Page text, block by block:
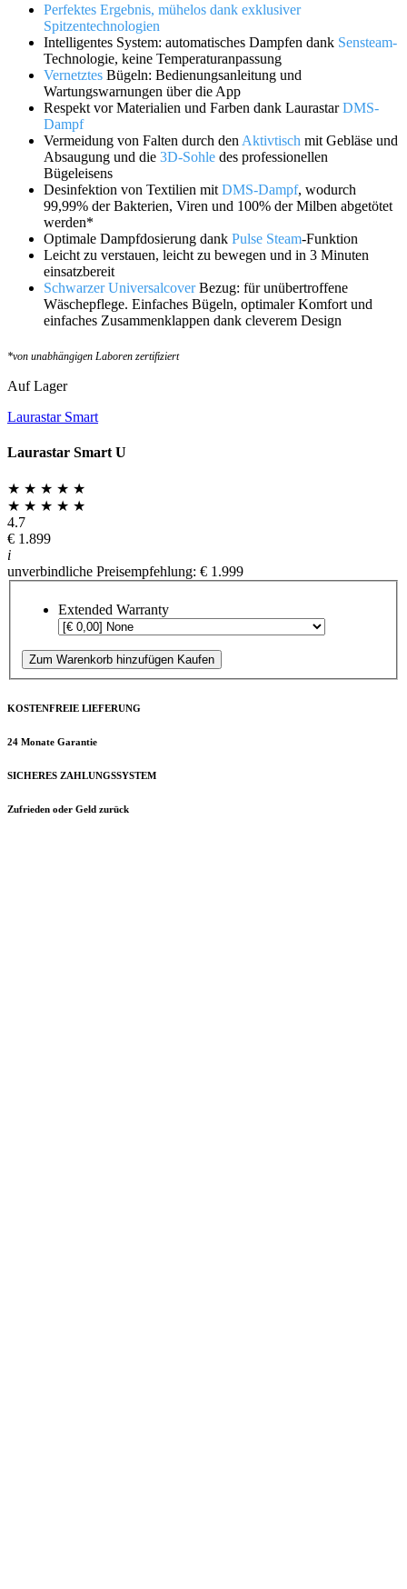
Perfektes Ergebnis, mühelos dank exklusiver
Spitzentechnologien
Intelligentes System: automatisches Dampfen dank Sensteam-
Technologie, keine Temperaturanpassung
Vernetztes Bügeln: Bedienungsanleitung und
Wartungswarnungen über die App
Respekt vor Materialien und Farben dank LaurastarDMS-
Dampf
Vermeidung von Falten durch den Aktivtisch mit Gebläse und
Absaugung und die 3D-Sohle des professionellen
Bügeleisens
Desinfektion von Textilien mit DMS-Dampf, wodurch
99,99% der Bakterien, Viren und 100% der Milben abgetötet
werden*
Optimale Dampfdosierung dank Pulse Steam-Funktion
Leicht zu verstauen, leicht zu bewegen und in 3 Minuten
einsatzbereit
Schwarzer UniversalcoverBezug: für unübertroffene
Wäschepflege. Einfaches Bügeln, optimaler Komfort und
einfaches Zusammenklappen dank cleverem Design
*von unabhängigen Laboren zertifiziert
Auf Lager
Laurastar Smart
Laurastar Smart U
★ ★ ★ ★ ★
★ ★ ★ ★ ★
4.7
€ 1.899
i
unverbindliche Preisempfehlung: € 1.999
Extended Warranty
Zum Warenkorb hinzufügen Kaufen
KOSTENFREIE LIEFERUNG
24 Monate Garantie
SICHERES ZAHLUNGSSYSTEM
Zufrieden oder Geld zurück